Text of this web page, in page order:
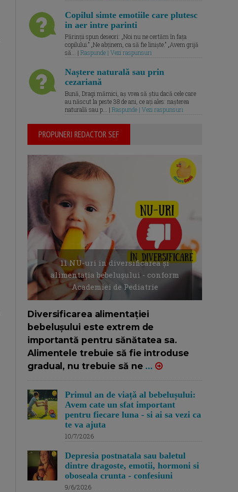
Copilul simte emotiile care plutesc
in aer intre parinti
Părinții spun deseori: „Noi nu ne certăm în fața
copilului.” „Ne abținem, ca să fie liniște.” „Avem grijă
să... | Raspunde | Vezi raspunsuri
Naștere naturală sau prin
cezariană
Bună, Dragi mămici, aș vrea să știu dacă cele care
au născut la peste 38 de ani, ce ați ales: nașterea
naturală sau p... | Raspunde | Vezi raspunsuri
PROPUNERI REDACTOR SEF
11 NU-uri in diversificarea și
alimentația bebelușului - conform
Academiei de Pediatrie
Diversificarea alimentației
bebelușului este extrem de
importantă pentru sănătatea sa.
Alimentele trebuie să fie introduse
gradual, nu trebuie să ne ...
Primul an de viață al bebelușului:
Avem cate un sfat important
pentru fiecare luna - si ai sa vezi ca
te va ajuta
10/7/2026
Depresia postnatala sau baletul
dintre dragoste, emotii, hormoni si
oboseala crunta - confesiuni
9/6/2026